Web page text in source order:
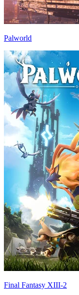
Palworld
Final Fantasy XIII-2